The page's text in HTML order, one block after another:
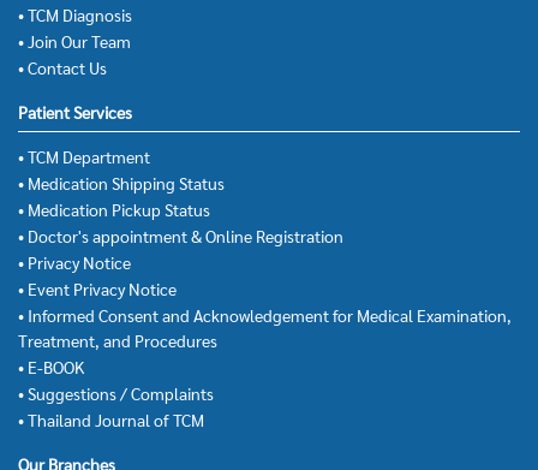
• TCM Diagnosis
• Join Our Team
• Contact Us
Patient Services
• TCM Department
• Medication Shipping Status
• Medication Pickup Status
• Doctor's appointment & Online Registration
• Privacy Notice
• Event Privacy Notice
• Informed Consent and Acknowledgement for Medical Examination,
Treatment, and Procedures
• E-BOOK
• Suggestions / Complaints
• Thailand Journal of TCM
Our Branches